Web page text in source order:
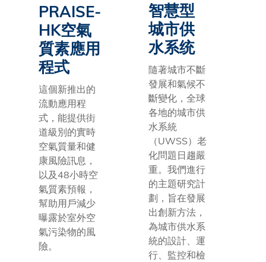
PRAISE-
HK空氣
質素應用
程式
這個新推出的
流動應用程
式，能提供街
道級別的實時
空氣質量和健
康風險訊息，
以及48小時空
氣質素預報，
幫助用戶減少
曝露於室外空
氣污染物的風
險。
智慧型
城市供
水系统
隨著城市不斷
發展和氣候不
斷變化，全球
各地的城市供
水系統
（UWSS）老
化問題日趨嚴
重。我們進行
的主題研究計
劃，旨在發展
出創新方法，
為城市供水系
統的設計、運
行、監控和檢